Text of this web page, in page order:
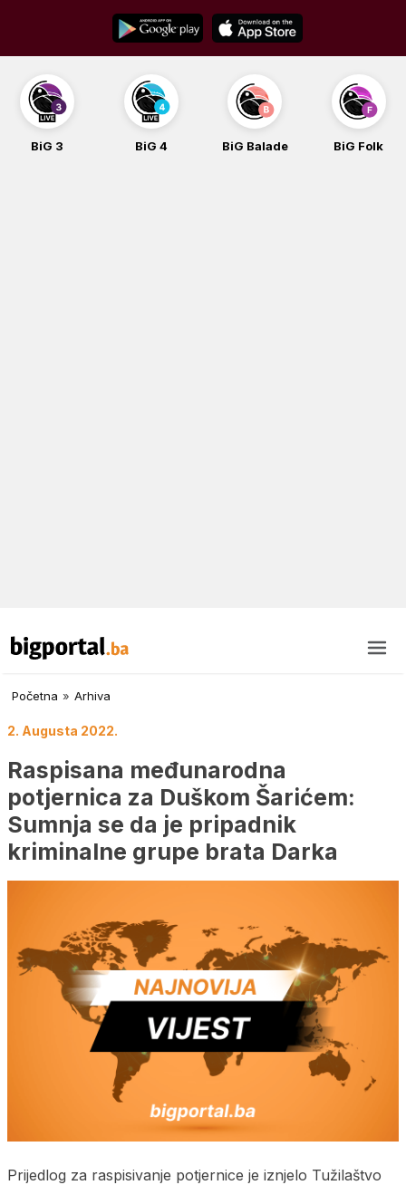
content
BiG 3 BiG 4 BiG Balade BiG Folk
Početna » Arhiva
2. Augusta 2022.
Raspisana međunarodna
potjernica za Duškom Šarićem:
Sumnja se da je pripadnik
kriminalne grupe brata Darka
Prijedlog za raspisivanje potjernice je iznjelo Tužilaštvo